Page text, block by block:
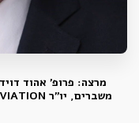
מרצה: פרופ' אהוד
משברים, יו"ר AVIATION ,לשעבר מנכ"ל שירותי בריאות כללית